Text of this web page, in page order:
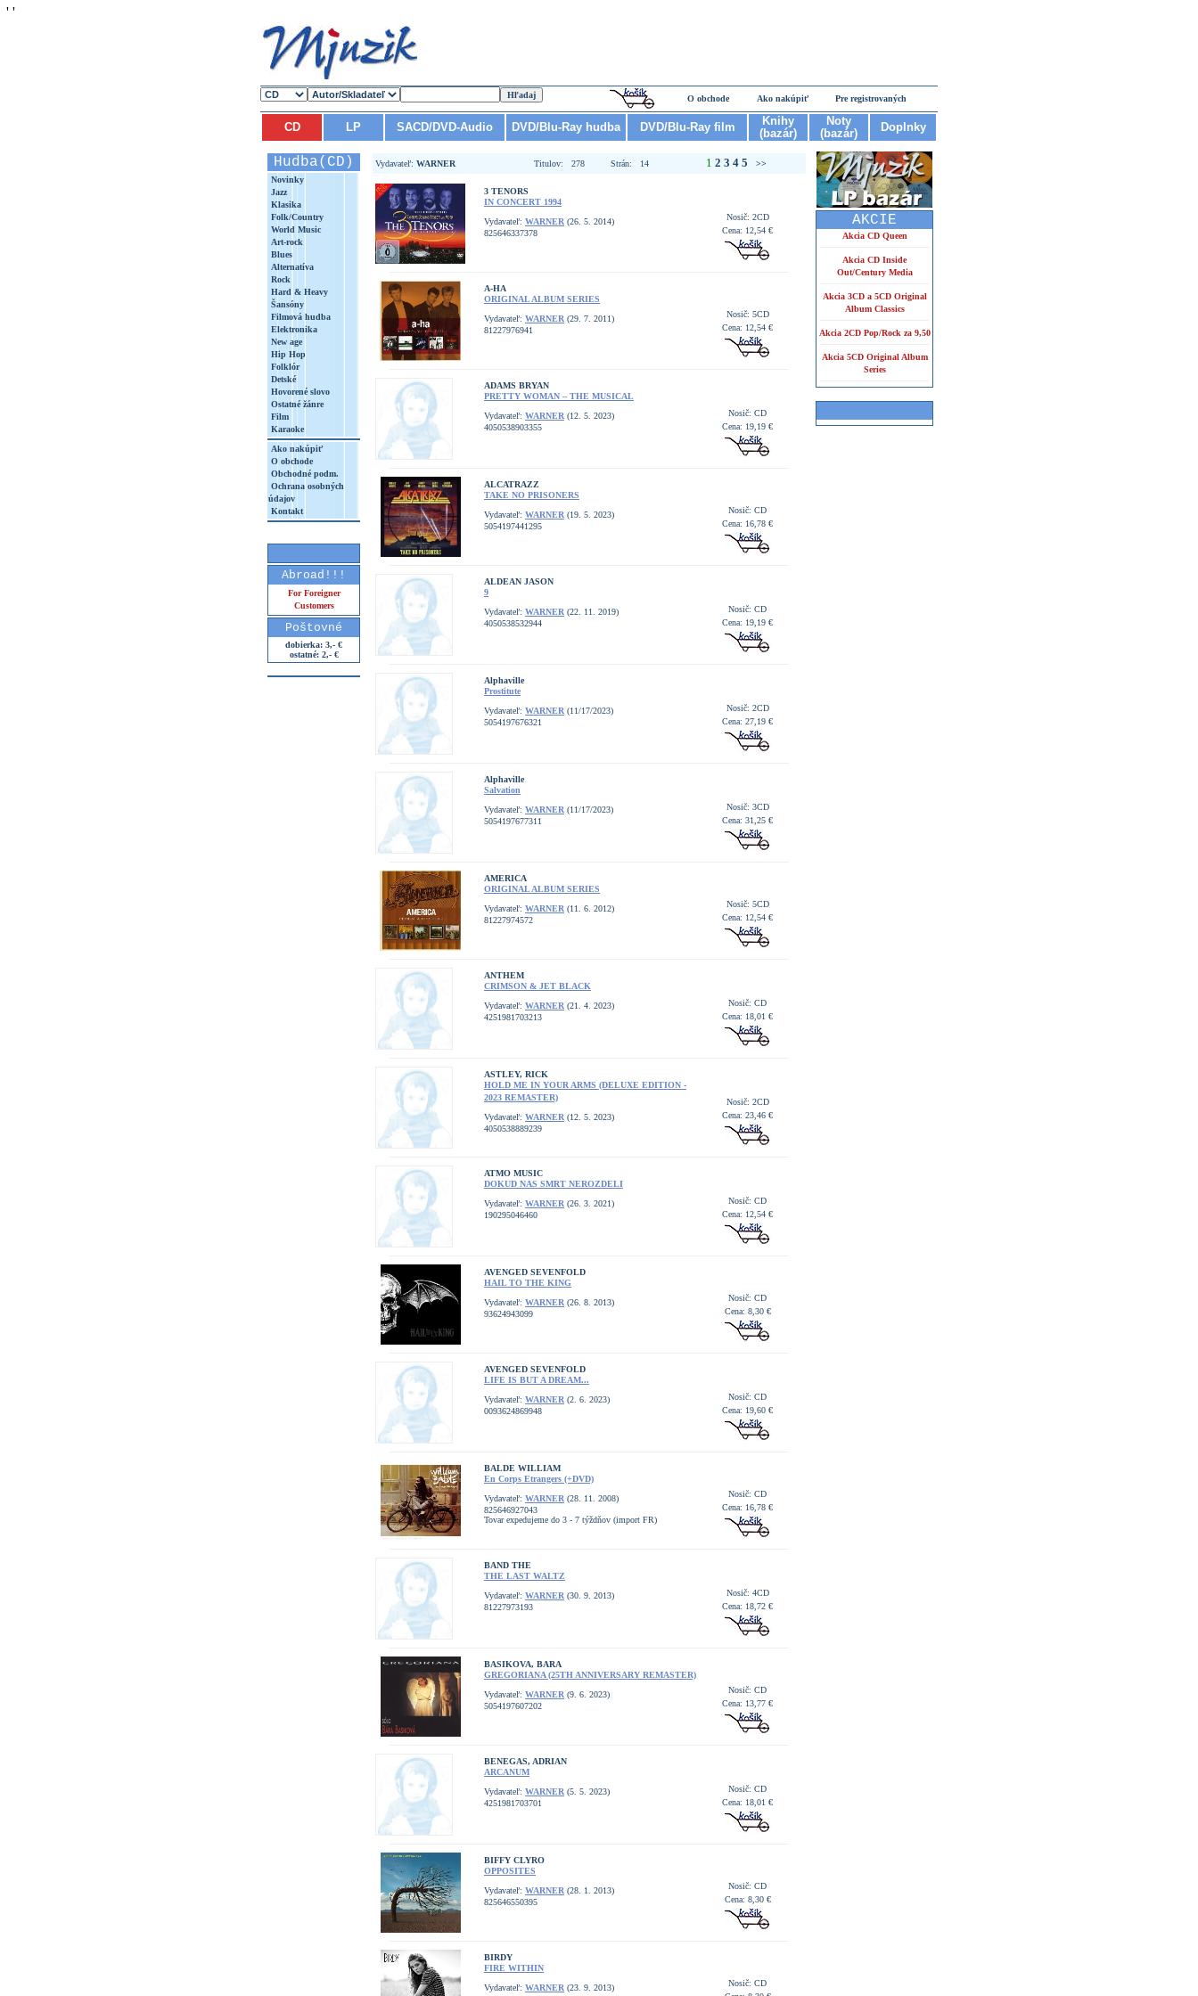
' '
O obchode Ako nakúpiť Pre registrovaných
CD LP SACD/DVD-Audio DVD/Blu-Ray hudba DVD/Blu-Ray film
Knihy
(bazár)
Noty
(bazár)
Doplnky
Hudba(CD)
Novinky
Jazz
Klasika
Folk/Country
World Music
Art-rock
Blues
Alternatíva
Rock
Hard & Heavy
Šansóny
Filmová hudba
Elektronika
New age
Hip Hop
Folklór
Detské
Hovorené slovo
Ostatné žánre
Film
Karaoke
Ako nakúpiť
O obchode
Obchodné podm.
Ochrana osobných
údajov
Kontakt
Abroad!!!
For Foreigner
Customers
Poštovné
dobierka: 3,- €
ostatné: 2,- €
Vydavateľ: WARNER Titulov: 278 Strán: 14 1 2 3 4 5 >>
3 TENORS
IN CONCERT 1994
Vydavateľ: WARNER (26. 5. 2014)
825646337378
Nosič: 2CD
Cena: 12,54 €
A-HA
ORIGINAL ALBUM SERIES
Vydavateľ: WARNER (29. 7. 2011)
81227976941
Nosič: 5CD
Cena: 12,54 €
ADAMS BRYAN
PRETTY WOMAN – THE MUSICAL
Vydavateľ: WARNER (12. 5. 2023)
4050538903355
Nosič: CD
Cena: 19,19 €
ALCATRAZZ
TAKE NO PRISONERS
Vydavateľ: WARNER (19. 5. 2023)
5054197441295
Nosič: CD
Cena: 16,78 €
ALDEAN JASON
9
Vydavateľ: WARNER (22. 11. 2019)
4050538532944
Nosič: CD
Cena: 19,19 €
Alphaville
Prostitute
Vydavateľ: WARNER (11/17/2023)
5054197676321
Nosič: 2CD
Cena: 27,19 €
Alphaville
Salvation
Vydavateľ: WARNER (11/17/2023)
5054197677311
Nosič: 3CD
Cena: 31,25 €
AMERICA
ORIGINAL ALBUM SERIES
Vydavateľ: WARNER (11. 6. 2012)
81227974572
Nosič: 5CD
Cena: 12,54 €
ANTHEM
CRIMSON & JET BLACK
Vydavateľ: WARNER (21. 4. 2023)
4251981703213
Nosič: CD
Cena: 18,01 €
ASTLEY, RICK
HOLD ME IN YOUR ARMS (DELUXE EDITION -
2023 REMASTER)
Vydavateľ: WARNER (12. 5. 2023)
4050538889239
Nosič: 2CD
Cena: 23,46 €
ATMO MUSIC
DOKUD NAS SMRT NEROZDELI
Vydavateľ: WARNER (26. 3. 2021)
190295046460
Nosič: CD
Cena: 12,54 €
AVENGED SEVENFOLD
HAIL TO THE KING
Vydavateľ: WARNER (26. 8. 2013)
93624943099
Nosič: CD
Cena: 8,30 €
AVENGED SEVENFOLD
LIFE IS BUT A DREAM...
Vydavateľ: WARNER (2. 6. 2023)
0093624869948
Nosič: CD
Cena: 19,60 €
BALDE WILLIAM
En Corps Etrangers (+DVD)
Vydavateľ: WARNER (28. 11. 2008)
825646927043
Tovar expedujeme do 3 - 7 týždňov (import FR)
Nosič: CD
Cena: 16,78 €
BAND THE
THE LAST WALTZ
Vydavateľ: WARNER (30. 9. 2013)
81227973193
Nosič: 4CD
Cena: 18,72 €
BASIKOVA, BARA
GREGORIANA (25TH ANNIVERSARY REMASTER)
Vydavateľ: WARNER (9. 6. 2023)
5054197607202
Nosič: CD
Cena: 13,77 €
BENEGAS, ADRIAN
ARCANUM
Vydavateľ: WARNER (5. 5. 2023)
4251981703701
Nosič: CD
Cena: 18,01 €
BIFFY CLYRO
OPPOSITES
Vydavateľ: WARNER (28. 1. 2013)
825646550395
Nosič: CD
Cena: 8,30 €
BIRDY
FIRE WITHIN
Vydavateľ: WARNER (23. 9. 2013)
Nosič: CD
AKCIE
Akcia CD Queen
Akcia CD Inside
Out/Century Media
Akcia 3CD a 5CD Original
Album Classics
Akcia 2CD Pop/Rock za 9,50
Akcia 5CD Original Album
Series